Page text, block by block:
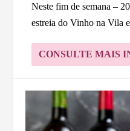
Neste fim de semana –
estreia do Vinho na Vila
CONSULTE MAIS